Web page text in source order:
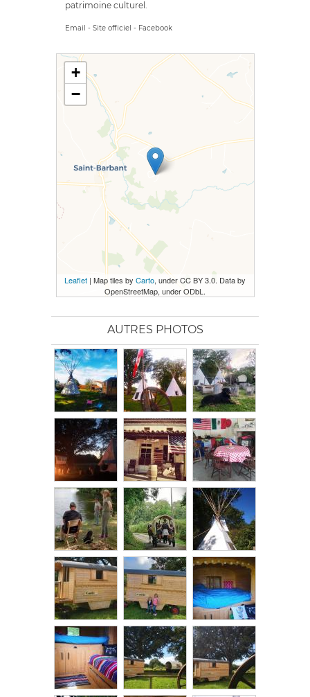
patrimoine culturel.
Email - Site officiel - Facebook
+
−
Leaflet | Map tiles by Carto, under CC BY 3.0. Data by
OpenStreetMap, under ODbL.
AUTRES PHOTOS